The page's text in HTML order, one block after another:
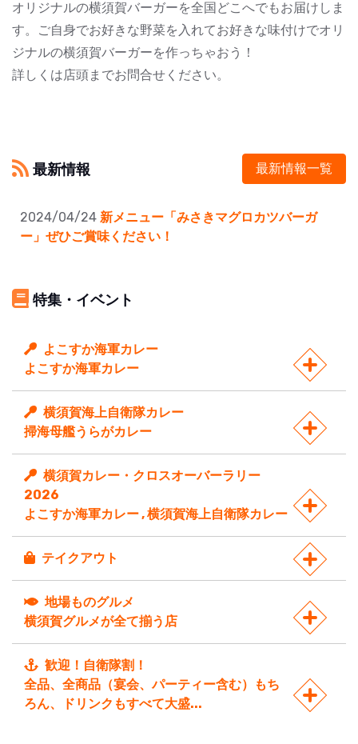
オリジナルの横須賀バーガーを全国どこへでもお届けしま
す。ご自身でお好きな野菜を入れてお好きな味付けでオリ
ジナルの横須賀バーガーを作っちゃおう！
詳しくは店頭までお問合せください。
最新情報 最新情報一覧
2024/04/24 新メニュー「みさきマグロカツバーガ
ー」ぜひご賞味ください！
特集・イベント
よこすか海軍カレー
よこすか海軍カレー
横須賀海上自衛隊カレー
掃海母艦うらがカレー
横須賀カレー・クロスオーバーラリー
2026
よこすか海軍カレー , 横須賀海上自衛隊カレー
テイクアウト
地場ものグルメ
横須賀グルメが全て揃う店
歓迎！自衛隊割！
全品、全商品（宴会、パーティー含む）もち
ろん、ドリンクもすべて大盛...